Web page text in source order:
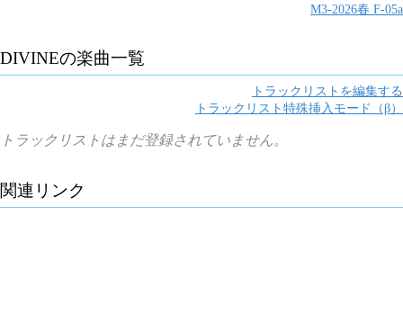
M3-2026春 F-05a
DIVINEの楽曲一覧
トラックリストを編集する
トラックリスト特殊挿入モード（β）
トラックリストはまだ登録されていません。
関連リンク